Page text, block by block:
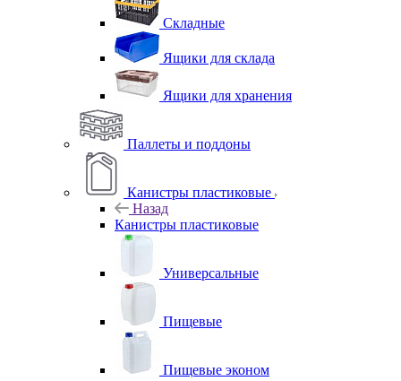
Складные
Ящики для склада
Ящики для хранения
Паллеты и поддоны
Канистры пластиковые
Назад
Канистры пластиковые
Универсальные
Пищевые
Пищевые эконом